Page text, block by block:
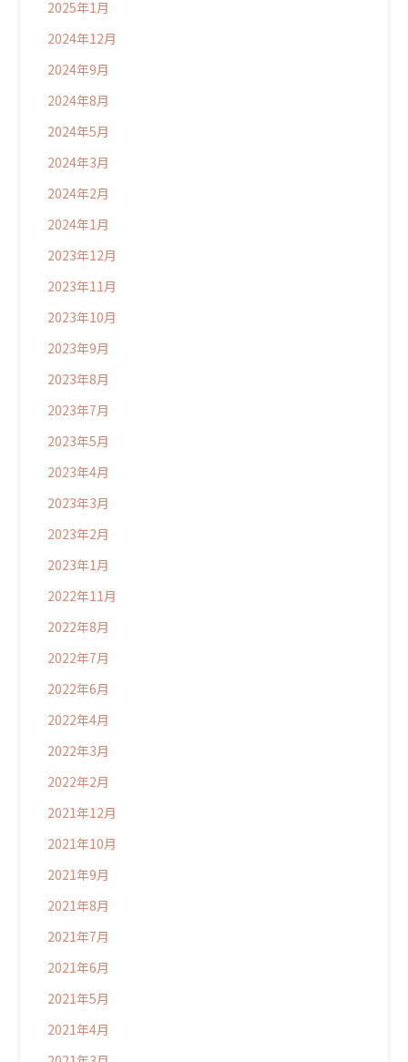
2025年1月
2024年12月
2024年9月
2024年8月
2024年5月
2024年3月
2024年2月
2024年1月
2023年12月
2023年11月
2023年10月
2023年9月
2023年8月
2023年7月
2023年5月
2023年4月
2023年3月
2023年2月
2023年1月
2022年11月
2022年8月
2022年7月
2022年6月
2022年4月
2022年3月
2022年2月
2021年12月
2021年10月
2021年9月
2021年8月
2021年7月
2021年6月
2021年5月
2021年4月